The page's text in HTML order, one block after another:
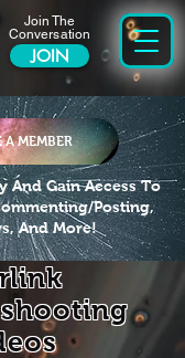
Join The
Conversation
JOIN
A MEMBER
And Gain Access To
Posting,
And More!